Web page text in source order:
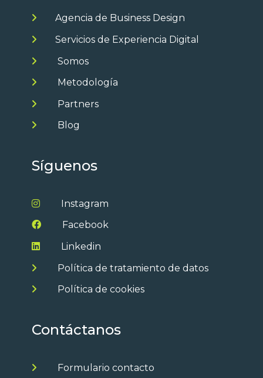
Agencia de Business Design
Servicios de Experiencia Digital
Somos
Metodología
Partners
Blog
Síguenos
Instagram
Facebook
Linkedin
Política de tratamiento de datos
Política de cookies
Contáctanos
Formulario contacto